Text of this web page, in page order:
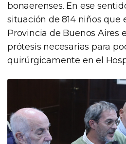
bonaerenses. En ese
situación de 814 niños que
Provincia de Buenos Aires
prótesis necesarias para
quirúrgicamente en el